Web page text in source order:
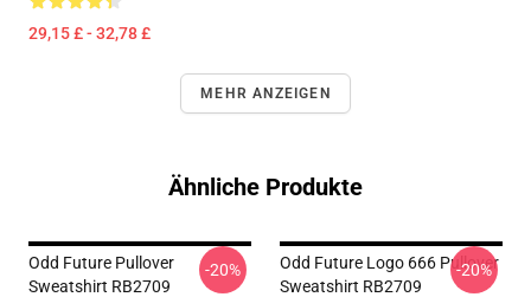
29,15 £ - 32,78 £
MEHR ANZEIGEN
Ähnliche Produkte
Odd Future Pullover
Sweatshirt RB2709
-20%
Odd Future Logo 666 Pullover
Sweatshirt RB2709
-20%